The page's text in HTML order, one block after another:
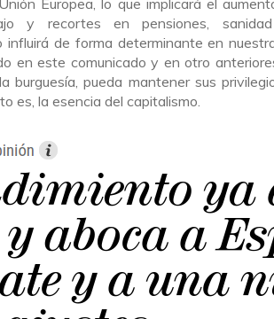
y recortes en pensiones,
influirá de forma determinante en
en este comunicado y en otro
burguesía, pueda mantener sus
es, la esencia del capitalismo.